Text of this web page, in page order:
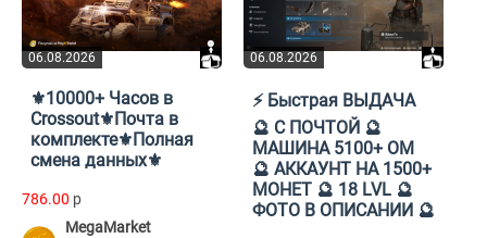
06.08.2026
⚜️10000+ Часов в
Crossout⚜️Почта в
комплекте⚜️Полная
смена данных⚜️
786.00 p
MegaMarket
06.08.2026
⚡ Быстрая ВЫДАЧА
🔮 С ПОЧТОЙ 🔮
МАШИНА 5100+ ОМ
🔮 АККАУНТ НА 1500+
МОНЕТ 🔮 18 LVL 🔮
ФОТО В ОПИСАНИИ 🔮